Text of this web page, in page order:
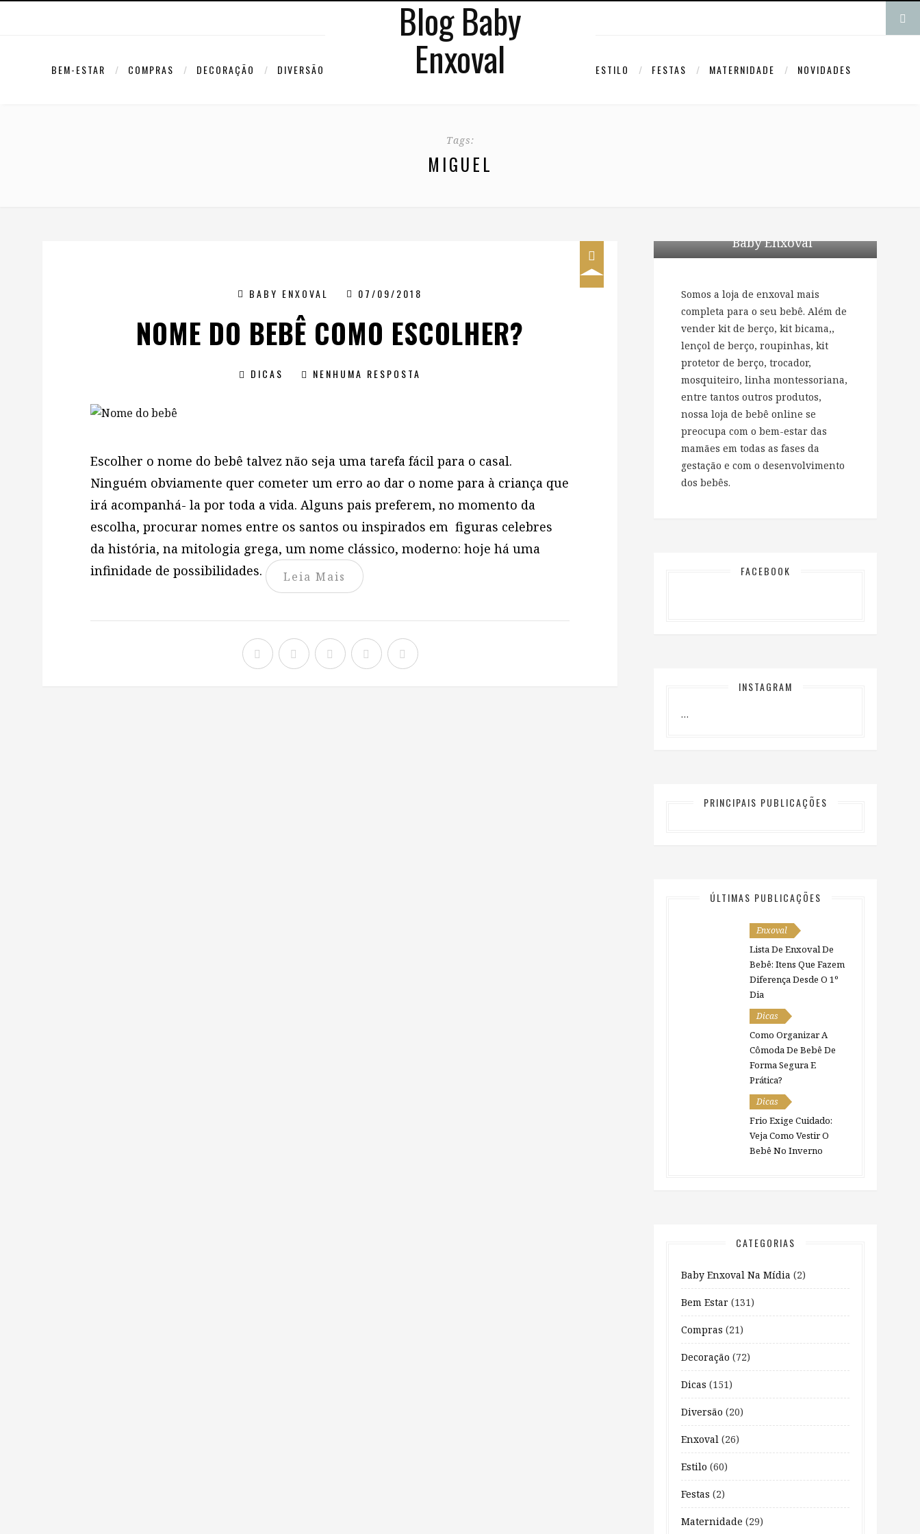
Blog Baby
Enxoval
BEM-ESTAR COMPRAS DECORAÇÃO DIVERSÃO ESTILO FESTAS MATERNIDADE NOVIDADES
Tags:
MIGUEL
BABY ENXOVAL 07/09/2018
NOME DO BEBÊ COMO ESCOLHER?
DICAS NENHUMA RESPOSTA
Escolher o nome do bebê talvez não seja uma tarefa fácil para o casal.
Ninguém obviamente quer cometer um erro ao dar o nome para à criança que
irá acompanhá- la por toda a vida. Alguns pais preferem, no momento da
escolha, procurar nomes entre os santos ou inspirados em figuras celebres
da história, na mitologia grega, um nome clássico, moderno: hoje há uma
infinidade de possibilidades.
Leia Mais
Baby Enxoval
Somos a loja de enxoval mais
completa para o seu bebê. Além de
vender kit de berço, kit bicama,,
lençol de berço, roupinhas, kit
protetor de berço, trocador,
mosquiteiro, linha montessoriana,
entre tantos outros produtos,
nossa loja de bebê online se
preocupa com o bem-estar das
mamães em todas as fases da
gestação e com o desenvolvimento
dos bebês.
FACEBOOK
INSTAGRAM
…
PRINCIPAIS PUBLICAÇÕES
ÚLTIMAS PUBLICAÇÕES
Enxoval
Lista De Enxoval De
Bebê: Itens Que Fazem
Diferença Desde O 1º
Dia
Dicas
Como Organizar A
Cômoda De Bebê De
Forma Segura E
Prática?
Dicas
Frio Exige Cuidado:
Veja Como Vestir O
Bebê No Inverno
CATEGORIAS
Baby Enxoval Na Mídia (2)
Bem Estar (131)
Compras (21)
Decoração (72)
Dicas (151)
Diversão (20)
Enxoval (26)
Estilo (60)
Festas (2)
Maternidade (29)